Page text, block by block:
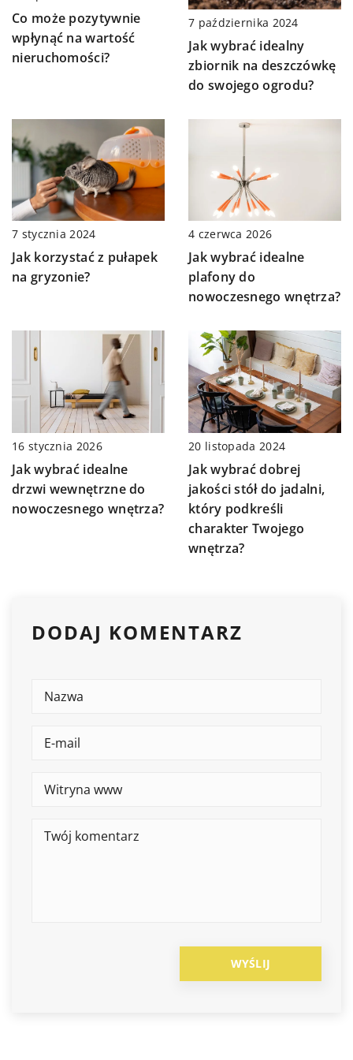
Co może pozytywnie
wpłynąć na wartość
nieruchomości?
7 października 2024
Jak wybrać idealny
zbiornik na deszczówkę
do swojego ogrodu?
7 stycznia 2024
Jak korzystać z pułapek
na gryzonie?
4 czerwca 2026
Jak wybrać idealne
plafony do
nowoczesnego wnętrza?
16 stycznia 2026
Jak wybrać idealne
drzwi wewnętrzne do
nowoczesnego wnętrza?
20 listopada 2024
Jak wybrać dobrej
jakości stół do jadalni,
który podkreśli
charakter Twojego
wnętrza?
DODAJ KOMENTARZ